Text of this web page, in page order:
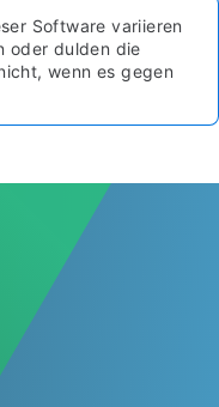
Software variieren
oder dulden die
wenn es gegen